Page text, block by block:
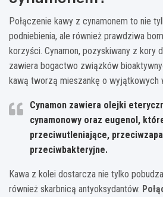
Połączenie kawy z cynamonem to nie
podniebienia, ale również prawdziwa
korzyści. Cynamon, pozyskiwany z kory
zawiera bogactwo związków
kawą tworzą mieszankę o wyjątkowych
Cynamon zawiera olejki
cynamonowy oraz eugenol,
przeciwutleniające,
przeciwbakteryjne.
Kawa z kolei dostarcza nie tylko
również skarbnicą antyoksydantów.